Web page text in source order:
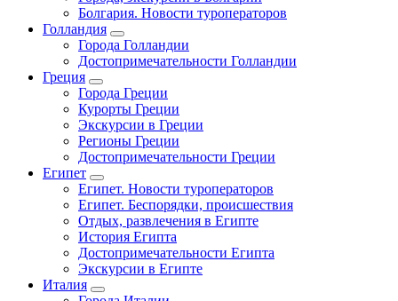
Болгария. Новости туроператоров
Голландия
Города Голландии
Достопримечательности Голландии
Греция
Города Греции
Курорты Греции
Экскурсии в Греции
Регионы Греции
Достопримечательности Греции
Египет
Египет. Новости туроператоров
Египет. Беспорядки, происшествия
Отдых, развлечения в Египте
История Египта
Достопримечательности Египта
Экскурсии в Египте
Италия